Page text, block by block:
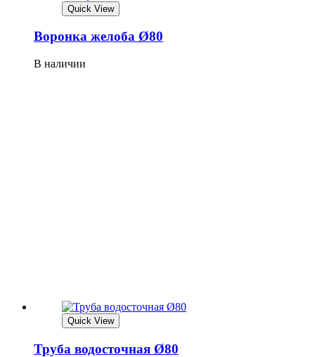
Quick View
Воронка желоба Ø80
В наличии
Quick View
Труба водосточная Ø80